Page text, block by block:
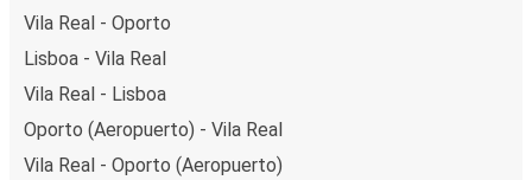
Vila Real - Oporto
Lisboa - Vila Real
Vila Real - Lisboa
Oporto (Aeropuerto) - Vila Real
Vila Real - Oporto (Aeropuerto)